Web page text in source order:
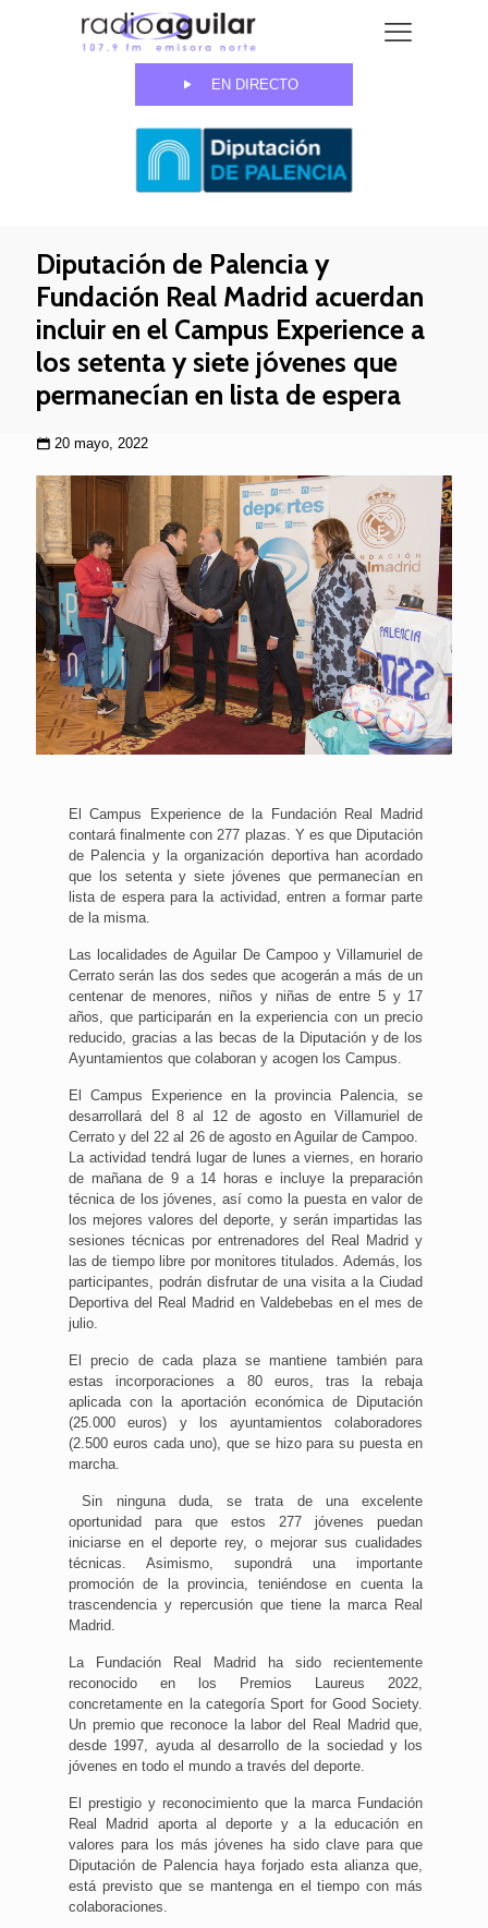
EN DIRECTO
Diputación de Palencia y
Fundación Real Madrid acuerdan
incluir en el Campus Experience a
los setenta y siete jóvenes que
permanecían en lista de espera
20 mayo, 2022
El Campus Experience de la Fundación Real Madrid
contará finalmente con 277 plazas. Y es que Diputación
de Palencia y la organización deportiva han acordado
que los setenta y siete jóvenes que permanecían en
lista de espera para la actividad, entren a formar parte
de la misma.
Las localidades de Aguilar De Campoo y Villamuriel de
Cerrato serán las dos sedes que acogerán a más de un
centenar de menores, niños y niñas de entre 5 y 17
años, que participarán en la experiencia con un precio
reducido, gracias a las becas de la Diputación y de los
Ayuntamientos que colaboran y acogen los Campus.
El Campus Experience en la provincia Palencia, se
desarrollará del 8 al 12 de agosto en Villamuriel de
Cerrato y del 22 al 26 de agosto en Aguilar de Campoo.
La actividad tendrá lugar de lunes a viernes, en horario
de mañana de 9 a 14 horas e incluye la preparación
técnica de los jóvenes, así como la puesta en valor de
los mejores valores del deporte, y serán impartidas las
sesiones técnicas por entrenadores del Real Madrid y
las de tiempo libre por monitores titulados. Además, los
participantes, podrán disfrutar de una visita a la Ciudad
Deportiva del Real Madrid en Valdebebas en el mes de
julio.
El precio de cada plaza se mantiene también para
estas incorporaciones a 80 euros, tras la rebaja
aplicada con la aportación económica de Diputación
(25.000 euros) y los ayuntamientos colaboradores
(2.500 euros cada uno), que se hizo para su puesta en
marcha.
Sin ninguna duda, se trata de una excelente
oportunidad para que estos 277 jóvenes puedan
iniciarse en el deporte rey, o mejorar sus cualidades
técnicas. Asimismo, supondrá una importante
promoción de la provincia, teniéndose en cuenta la
trascendencia y repercusión que tiene la marca Real
Madrid.
La Fundación Real Madrid ha sido recientemente
reconocido en los Premios Laureus 2022,
concretamente en la categoría Sport for Good Society.
Un premio que reconoce la labor del Real Madrid que,
desde 1997, ayuda al desarrollo de la sociedad y los
jóvenes en todo el mundo a través del deporte.
El prestigio y reconocimiento que la marca Fundación
Real Madrid aporta al deporte y a la educación en
valores para los más jóvenes ha sido clave para que
Diputación de Palencia haya forjado esta alianza que,
está previsto que se mantenga en el tiempo con más
colaboraciones.